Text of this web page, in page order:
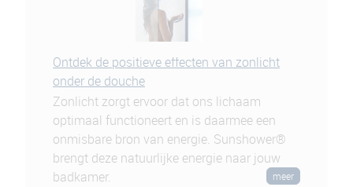
Ontdek de positieve effecten van zonlicht
onder de douche
Zonlicht zorgt ervoor dat ons lichaam
optimaal functioneert en is daarmee een
onmisbare bron van energie. Sunshower®
brengt deze natuurlijke energie naar jouw
badkamer.
meer